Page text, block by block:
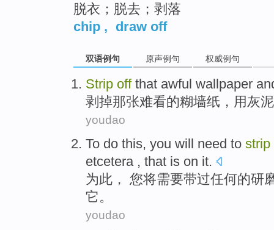
脱衣；脱去；剥落
chip , draw off
双语例句 原声例句 权威例句
Strip off that awful wallpaper
剥 掉那张难看的糊墙纸 ， 用 灰
youdao
To do this, you will need to strip
etcetera, that is on it.
为此 ， 您将需要带过任何的研
它。
youdao